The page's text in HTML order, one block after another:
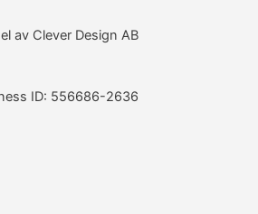
av Clever Design AB
ID: 556686-2636